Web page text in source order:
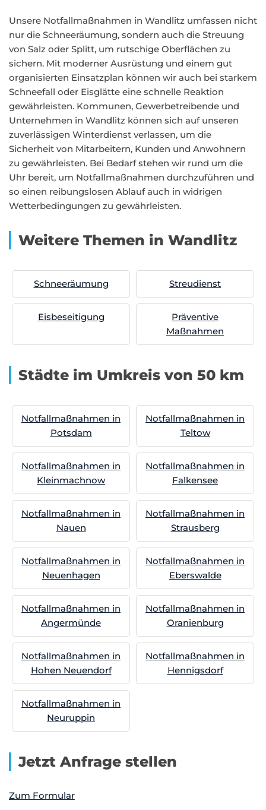
Unsere Notfallmaßnahmen in Wandlitz umfassen nicht
nur die Schneeräumung, sondern auch die Streuung
von Salz oder Splitt, um rutschige Oberflächen zu
sichern. Mit moderner Ausrüstung und einem gut
organisierten Einsatzplan können wir auch bei starkem
Schneefall oder Eisglätte eine schnelle Reaktion
gewährleisten. Kommunen, Gewerbetreibende und
Unternehmen in Wandlitz können sich auf unseren
zuverlässigen Winterdienst verlassen, um die
Sicherheit von Mitarbeitern, Kunden und Anwohnern
zu gewährleisten. Bei Bedarf stehen wir rund um die
Uhr bereit, um Notfallmaßnahmen durchzuführen und
so einen reibungslosen Ablauf auch in widrigen
Wetterbedingungen zu gewährleisten.
Weitere Themen in Wandlitz
Schneeräumung Streudienst
Eisbeseitigung
Präventive
Maßnahmen
Städte im Umkreis von 50 km
Notfallmaßnahmen in
Potsdam
Notfallmaßnahmen in
Teltow
Notfallmaßnahmen in
Kleinmachnow
Notfallmaßnahmen in
Falkensee
Notfallmaßnahmen in
Nauen
Notfallmaßnahmen in
Strausberg
Notfallmaßnahmen in
Neuenhagen
Notfallmaßnahmen in
Eberswalde
Notfallmaßnahmen in
Angermünde
Notfallmaßnahmen in
Oranienburg
Notfallmaßnahmen in
Hohen Neuendorf
Notfallmaßnahmen in
Hennigsdorf
Notfallmaßnahmen in
Neuruppin
Jetzt Anfrage stellen
Zum Formular